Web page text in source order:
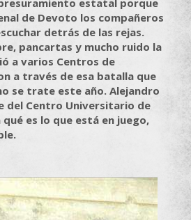
estatal porque
de Devoto los compañeros
detrás de las rejas.
pancartas y mucho ruido la
a varios Centros de
a través de esa batalla que
se trate este año. Alejandro
del Centro Universitario de
es lo que está en juego,